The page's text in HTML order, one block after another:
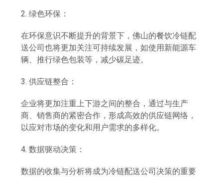
2. 绿色环保：
在环保意识不断提升的背景下，佛山的餐饮冷链配
送公司也将更加关注可持续发展，如使用新能源车
辆、推行绿色包装等，减少碳足迹。
3. 供应链整合：
企业将更加注重上下游之间的整合，通过与生产
商、销售商的紧密合作，形成高效的供应链网络，
以应对市场的变化和用户需求的多样化。
4. 数据驱动决策：
数据的收集与分析将成为冷链配送公司决策的重要